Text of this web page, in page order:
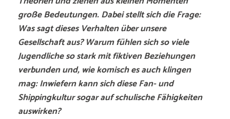
große Bedeutungen. Dabei stellt sich die Frage:
Was sagt dieses Verhalten über unsere
Gesellschaft aus? Warum fühlen sich so viele
Jugendliche so stark mit fiktiven Beziehungen
verbunden und, wie komisch es auch klingen
mag: Inwiefern kann sich diese Fan- und
Shippingkultur sogar auf schulische Fähigkeiten
auswirken?